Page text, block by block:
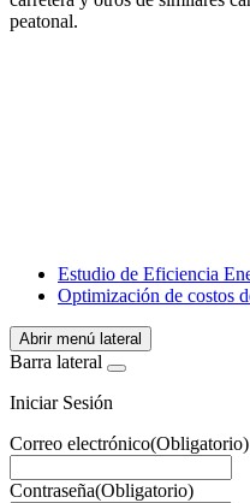
peatonal.
WhatsApp
Estudio de Eficiencia
Optimización de costos
Abrir menú lateral
Barra lateral
Iniciar Sesión
Correo electrónico(Obligatorio)
Contraseña(Obligatorio)